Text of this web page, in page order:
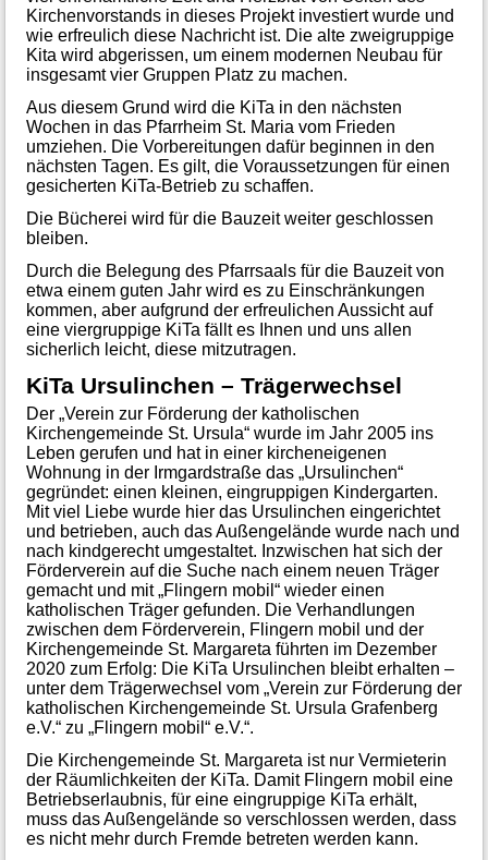
Kirchenvorstands in dieses Projekt investiert wurde und
wie erfreulich diese Nachricht ist. Die alte zweigruppige
Kita wird abgerissen, um einem modernen Neubau für
insgesamt vier Gruppen Platz zu machen.
Aus diesem Grund wird die KiTa in den nächsten
Wochen in das Pfarrheim St. Maria vom Frieden
umziehen. Die Vorbereitungen dafür beginnen in den
nächsten Tagen. Es gilt, die Voraussetzungen für einen
gesicherten KiTa-Betrieb zu schaffen.
Die Bücherei wird für die Bauzeit weiter geschlossen
bleiben.
Durch die Belegung des Pfarrsaals für die Bauzeit von
etwa einem guten Jahr wird es zu Einschränkungen
kommen, aber aufgrund der erfreulichen Aussicht auf
eine viergruppige KiTa fällt es Ihnen und uns allen
sicherlich leicht, diese mitzutragen.
KiTa Ursulinchen – Trägerwechsel
Der „Verein zur Förderung der katholischen
Kirchengemeinde St. Ursula“ wurde im Jahr 2005 ins
Leben gerufen und hat in einer kircheneigenen
Wohnung in der Irmgardstraße das „Ursulinchen“
gegründet: einen kleinen, eingruppigen Kindergarten.
Mit viel Liebe wurde hier das Ursulinchen eingerichtet
und betrieben, auch das Außengelände wurde nach und
nach kindgerecht umgestaltet. Inzwischen hat sich der
Förderverein auf die Suche nach einem neuen Träger
gemacht und mit „Flingern mobil“ wieder einen
katholischen Träger gefunden. Die Verhandlungen
zwischen dem Förderverein, Flingern mobil und der
Kirchengemeinde St. Margareta führten im Dezember
2020 zum Erfolg: Die KiTa Ursulinchen bleibt erhalten –
unter dem Trägerwechsel vom „Verein zur Förderung der
katholischen Kirchengemeinde St. Ursula Grafenberg
e.V.“ zu „Flingern mobil“ e.V.“.
Die Kirchengemeinde St. Margareta ist nur Vermieterin
der Räumlichkeiten der KiTa. Damit Flingern mobil eine
Betriebserlaubnis, für eine eingruppige KiTa erhält,
muss das Außengelände so verschlossen werden, dass
es nicht mehr durch Fremde betreten werden kann.